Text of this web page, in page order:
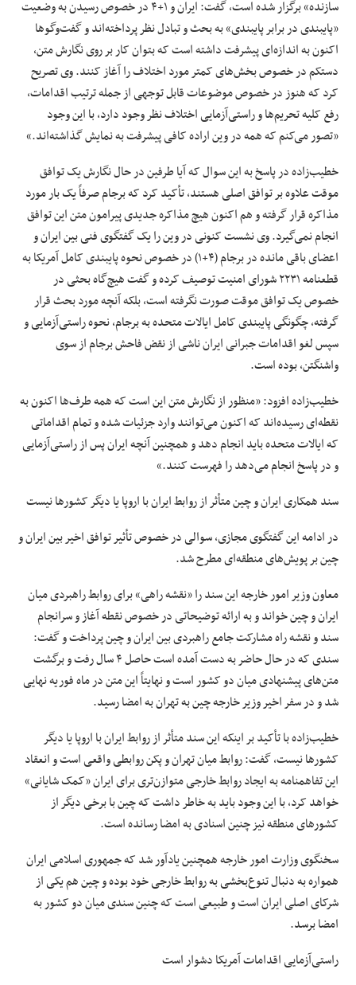
سازنده» برگزار شده است، گفت: ایران و ۱+۴ در خصوص رسیدن به وضعیت
«پایبندی در برابر پایبندی» به بحث و تبادل نظر پرداخته‌اند و گفت‌وگوها
اکنون به اندازه‌ای پیشرفت داشته است که بتوان کار بر روی نگارش متن،
دستکم در خصوص بخش‌های کمتر مورد اختلاف را آغاز کنند. وی تصریح
کرد که هنوز در خصوص موضوعات قابل توجهی از جمله ترتیب اقدامات،
رفع کلیه تحریم‌ها و راستی‌آزمایی اختلاف نظر وجود دارد، با این وجود
«تصور می‌کنم که همه در وین اراده کافی پیشرفت به نمایش گذاشته‌اند.»
خطیب‌زاده در پاسخ به این سوال که آیا طرفین در حال نگارش یک توافق
موقت علاوه بر توافق اصلی هستند، تأکید کرد که برجام صرفاً یک بار مورد
مذاکره قرار گرفته و هم اکنون هیچ مذاکره جدیدی پیرامون متن این توافق
انجام نمی‌گیرد. وی نشست کنونی در وین را یک گفتگوی فنی بین ایران و
اعضای باقی مانده در برجام (۴+۱) در خصوص نحوه پایبندی کامل آمریکا به
قطعنامه ۲۲۳۱ شورای امنیت توصیف کرده و گفت هیچ‌گاه بحثی در
خصوص یک توافق موقت صورت نگرفته است، بلکه آنچه مورد بحث قرار
گرفته، چگونگی پایبندی کامل ایالات متحده به برجام، نحوه راستی‌آزمایی و
سپس لغو اقدامات جبرانی ایران ناشی از نقض فاحش برجام از سوی
واشنگتن، بوده است.
خطیب‌زاده افزود: «منظور از نگارش متن این است که همه طرف‌ها اکنون به
نقطه‌ای رسیده‌اند که اکنون می‌توانند وارد جزئیات شده و تمام اقداماتی
که ایالات متحده باید انجام دهد و همچنین آنچه ایران پس از راستی‌آزمایی
و در پاسخ انجام می‌دهد را فهرست کنند.»
سند همکاری ایران و چین متأثر از روابط ایران با اروپا یا دیگر کشورها نیست
در ادامه این گفتگوی مجازی، سوالی در خصوص تأثیر توافق اخیر بین ایران و
چین بر پویش‌های منطقه‌ای مطرح شد.
معاون وزیر امور خارجه این سند را «نقشه راهی» برای روابط راهبردی میان
ایران و چین خواند و به ارائه توضیحاتی در خصوص نقطه آغاز و سرانجام
سند و نقشه راه مشارکت جامع راهبردی بین ایران و چین پرداخت و گفت:
سندی که در حال حاضر به دست آمده است حاصل ۴ سال رفت و برگشت
متن‌های پیشنهادی میان دو کشور است و نهایتاً این متن در ماه فوریه نهایی
شد و در سفر اخیر وزیر خارجه چین به تهران به امضا رسید.
خطیب‌زاده با تأکید بر اینکه این سند متأثر از روابط ایران با اروپا یا دیگر
کشورها نیست، گفت: روابط میان تهران و پکن روابطی واقعی است و انعقاد
این تفاهمنامه به ایجاد روابط خارجی متوازن‌تری برای ایران «کمک شایانی»
خواهد کرد، با این وجود باید به خاطر داشت که چین با برخی دیگر از
کشورهای منطقه نیز چنین اسنادی به امضا رسانده است.
سخنگوی وزارت امور خارجه همچنین یادآور شد که جمهوری اسلامی ایران
همواره به دنبال تنوع‌بخشی به روابط خارجی خود بوده و چین هم یکی از
شرکای اصلی ایران است و طبیعی است که چنین سندی میان دو کشور به
امضا برسد.
راستی‌آزمایی اقدامات آمریکا دشوار است